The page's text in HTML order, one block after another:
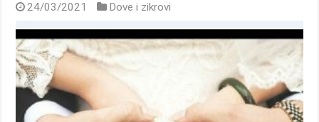
24/03/2021 Dove i zikrovi